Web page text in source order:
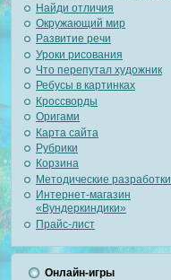
Найди отличия
Окружающий мир
Развитие речи
Уроки рисования
Что перепутал художник
Ребусы в картинках
Кроссворды
Оригами
Карта сайта
Рубрики
Корзина
Методические разработки
Интернет-магазин
«Вундеркиндики»
Прайс-лист
Онлайн-игры